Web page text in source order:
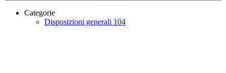
Categorie
Disposizioni generali 104